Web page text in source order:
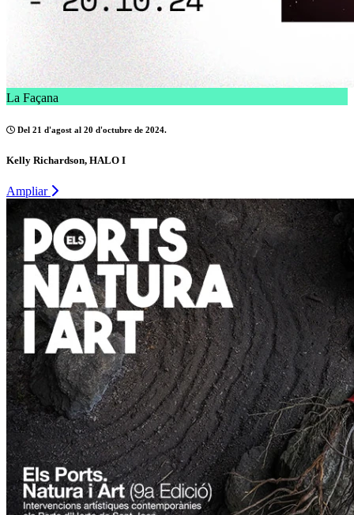
La Façana
Del 21 d'agost al 20 d'octubre de 2024.
Kelly Richardson, HALO I
Ampliar